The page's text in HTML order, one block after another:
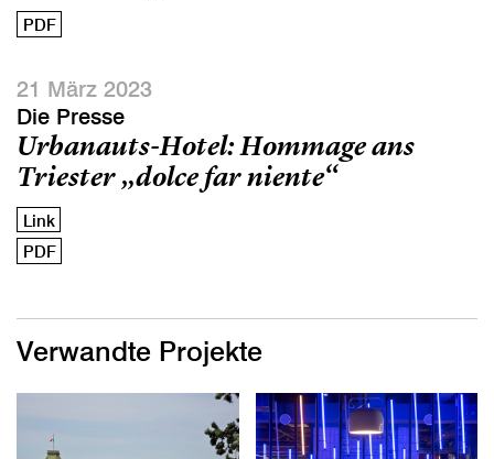
PDF
21 März 2023
Die Presse
Urbanauts-Hotel: Hommage ans
Triester „dolce far niente“
Link
PDF
Verwandte Projekte